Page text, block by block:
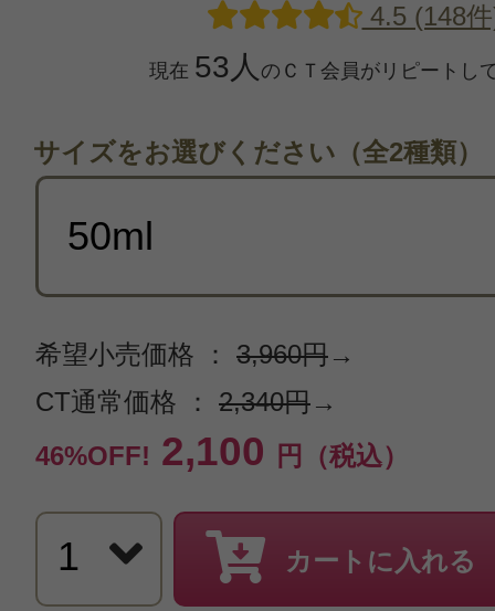
4.5 (148
現在 53人 のＣＴ会員がリピートし
サイズをお選びください（全2種類）
希望小売価格 ： 3,960円→
CT通常価格 ： 2,340円→
46%OFF! 2,100 円（税込）
カートに入れる